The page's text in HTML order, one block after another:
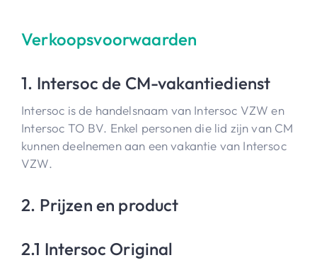
Verkoopsvoorwaarden
1. Intersoc de CM-vakantiedienst
Intersoc is de handelsnaam van Intersoc VZW en
Intersoc TO BV. Enkel personen die lid zijn van CM
kunnen deelnemen aan een vakantie van Intersoc
VZW.
2. Prijzen en product
2.1 Intersoc Original